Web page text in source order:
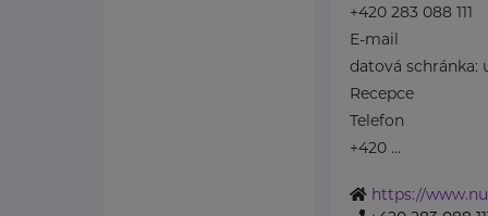
+420 283 088 111
E-mail
datová schránka:
Recepce
Telefon
+420 ...
https://